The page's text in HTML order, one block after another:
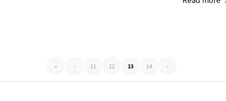
« ‹ 11 12 13 14 ›